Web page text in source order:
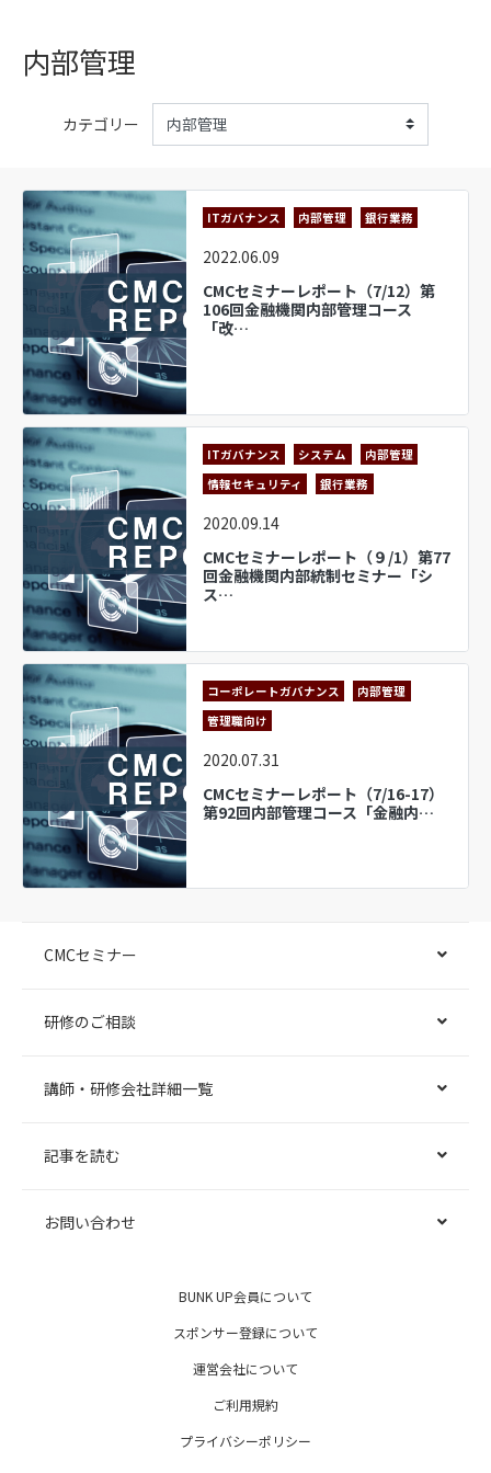
内部管理
カテゴリー
ITガバナンス 内部管理 銀行業務
2022.06.09
CMCセミナーレポート（7/12）第
106回金融機関内部管理コース
「改…
ITガバナンス システム
内部管理
情報セキュリティ
銀行業務
2020.09.14
CMCセミナーレポート（９/1）第77
回金融機関内部統制セミナー「シ
ス…
コーポレートガバナンス
内部管理
管理職向け
2020.07.31
CMCセミナーレポート（7/16-17）
第92回内部管理コース「金融内…
CMCセミナー
研修のご相談
講師・研修会社詳細一覧
記事を読む
お問い合わせ
BUNK UP会員について
スポンサー登録について
運営会社について
ご利用規約
プライバシーポリシー